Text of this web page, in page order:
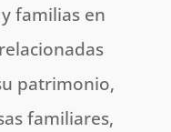
familias en
patrimonio,
familiares,